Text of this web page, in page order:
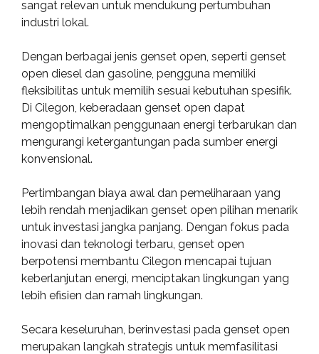
sangat relevan untuk mendukung pertumbuhan
industri lokal.
Dengan berbagai jenis genset open, seperti genset
open diesel dan gasoline, pengguna memiliki
fleksibilitas untuk memilih sesuai kebutuhan spesifik.
Di Cilegon, keberadaan genset open dapat
mengoptimalkan penggunaan energi terbarukan dan
mengurangi ketergantungan pada sumber energi
konvensional.
Pertimbangan biaya awal dan pemeliharaan yang
lebih rendah menjadikan genset open pilihan menarik
untuk investasi jangka panjang. Dengan fokus pada
inovasi dan teknologi terbaru, genset open
berpotensi membantu Cilegon mencapai tujuan
keberlanjutan energi, menciptakan lingkungan yang
lebih efisien dan ramah lingkungan.
Secara keseluruhan, berinvestasi pada genset open
merupakan langkah strategis untuk memfasilitasi